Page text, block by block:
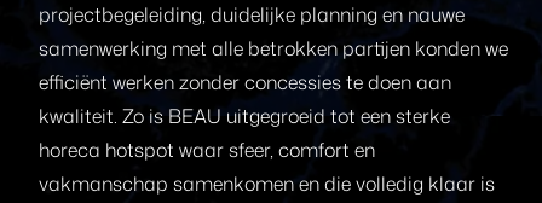
projectbegeleiding, duidelijke planning en nauwe
samenwerking met alle betrokken partijen konden we
efficiënt werken zonder concessies te doen aan
kwaliteit. Zo is BEAU uitgegroeid tot een sterke
horeca hotspot waar sfeer, comfort en
vakmanschap samenkomen en die volledig klaar is